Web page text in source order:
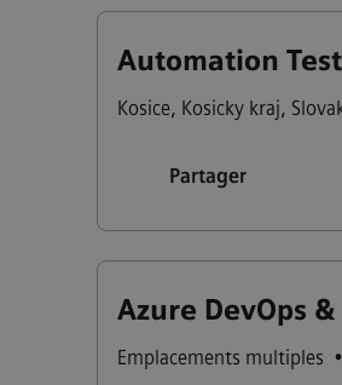
Automation
Kosice, Kosicky kraj,
Partager
Azure DevOps
Emplacements multiples •